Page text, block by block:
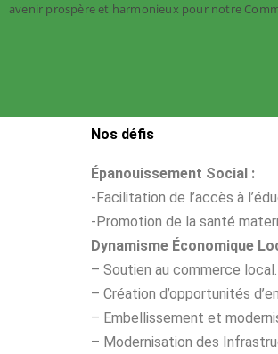
avenir prospère et harmonieux pour notre
Nos défis
Épanouissement Social :
-Facilitation de l’accès à
-Promotion de la santé
Dynamisme Économique
– Soutien au commerce local.
– Création d’opportunités
– Embellissement et
– Modernisation des